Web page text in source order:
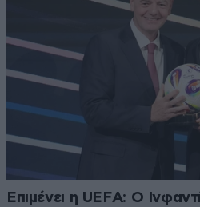
Επιμένει η UEFA: Ο